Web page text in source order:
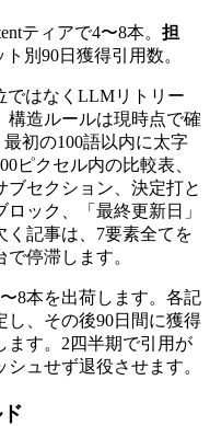
ティアで4〜8本。 担
ト別90日獲得引用数。
ではなくLLMリトリー
構造ルールは現時点で確
初の100語以内に太字
ピクセル内の比較表、
セクション、決定打と
ック、「最終更新日」
く記事は、7要素全てを
停滞します。
8本を出荷します。各記
し、その後90日間に獲得
ます。2四半期で引用が
ュせず退役させます。